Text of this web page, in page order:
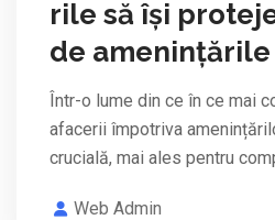
rile să își
de
Într-o lume din ce în ce mai
afacerii împotriva
crucială, mai ales pentru
Web Admin